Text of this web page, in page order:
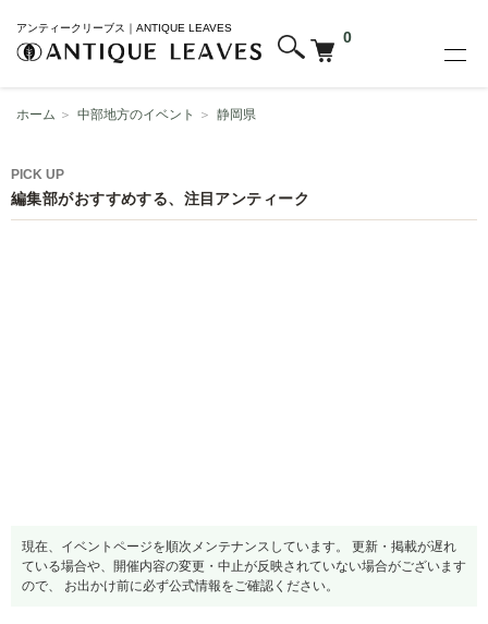
アンティークリーブス｜ANTIQUE LEAVES
0
ホーム ＞ 中部地方のイベント ＞ 静岡県
PICK UP
編集部がおすすめする、注目アンティーク
現在、イベントページを順次メンテナンスしています。 更新・掲載が遅れ
ている場合や、開催内容の変更・中止が反映されていない場合がございます
ので、 お出かけ前に必ず公式情報をご確認ください。